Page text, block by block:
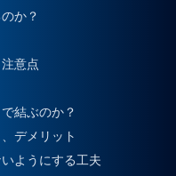
か？
意点
結ぶのか？
デメリット
ようにする工夫